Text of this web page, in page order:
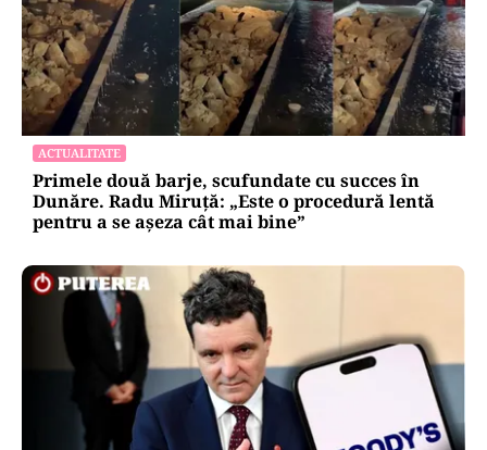
ACTUALITATE
Primele două barje, scufundate cu succes în
Dunăre. Radu Miruță: „Este o procedură lentă
pentru a se așeza cât mai bine”